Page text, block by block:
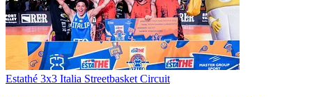
Estathé 3x3 Italia Streetbasket Circuit